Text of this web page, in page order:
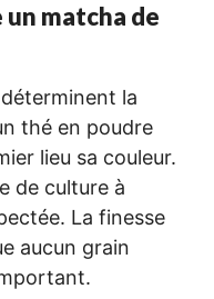
matcha de
la
thé en poudre
lieu sa couleur.
de culture à
La finesse
aucun grain